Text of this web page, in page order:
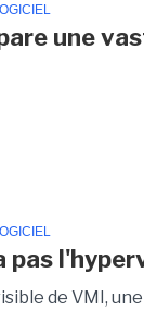
une
pas
de VMI,